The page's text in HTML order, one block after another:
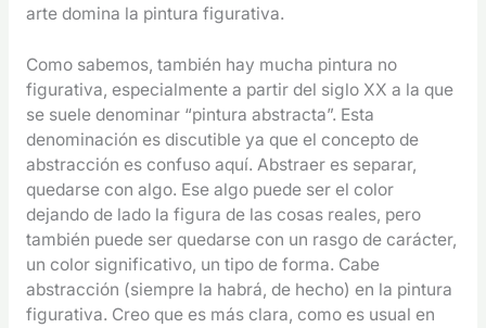
arte domina la pintura figurativa.
Como sabemos, también hay mucha pintura no
figurativa, especialmente a partir del siglo XX a la que
se suele denominar “pintura abstracta”. Esta
denominación es discutible ya que el concepto de
abstracción es confuso aquí. Abstraer es separar,
quedarse con algo. Ese algo puede ser el color
dejando de lado la figura de las cosas reales, pero
también puede ser quedarse con un rasgo de carácter,
un color significativo, un tipo de forma. Cabe
abstracción (siempre la habrá, de hecho) en la pintura
figurativa. Creo que es más clara, como es usual en